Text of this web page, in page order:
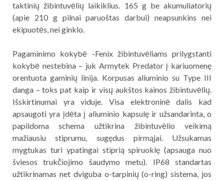
taktinių žibintuvėlių laikiklius. 165 g be akumuliatorių
(apie 210 g pilnai paruoštas darbui) neapsunkins nei
ekipuotės, nei ginklo.
Pagaminimo kokybė -Fenix žibintuvėliams prilygstanti
kokybė nestebina – juk Armytek Predator į kariuomenę
orentuota gaminių linija. Korpusas aliuminio su Type III
danga – toks pat kaip ir visų aukštos kainos žibintuvėlių.
Išskirtinumai yra viduje. Visa elektroninė dalis kad
apsaugoti yra įdėta į aliuminio kapsulę ir užsandarinta, o
papildoma schema užtikrina žibintuvėlio veikimą
mažiausiu stiprumu, sugędus pirmąjai. Užsukamas
mygtukas turi ypatingai stiprią spiruoklę (apsauga nuo
šviesos trukčiojimo šaudymo metu). IP68 standartas
užtikrinamas net dviguba o-tarpinių (o-ring) sistema, jos